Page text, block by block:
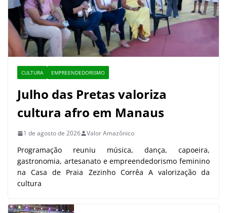
CULTURA EMPREENDEDORISMO
Julho das Pretas valoriza
cultura afro em Manaus
1 de agosto de 2026 Valor Amazônico
Programação reuniu música, dança, capoeira,
gastronomia, artesanato e empreendedorismo feminino
na Casa de Praia Zezinho Corrêa A valorização da
cultura